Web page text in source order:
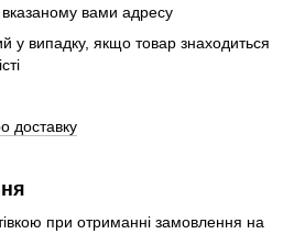
вами адресу
у випадку, якщо товар знаходиться
доставку
при отриманні замовлення на